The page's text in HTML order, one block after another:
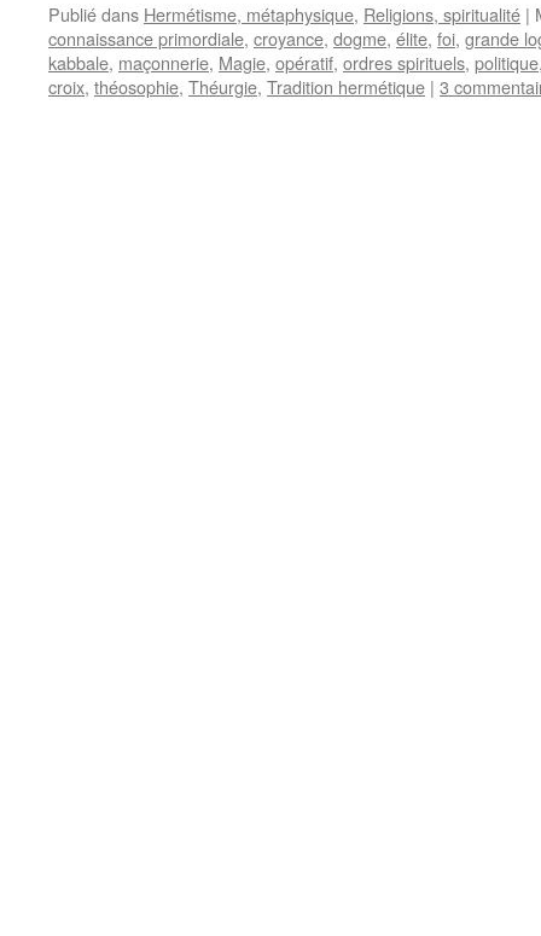
Publié dans Hermétisme, métaphysique, Religions, spiritualité |
connaissance primordiale, croyance, dogme, élite, foi, grande
kabbale, maçonnerie, Magie, opératif, ordres spirituels, politique
croix, théosophie, Théurgie, Tradition hermétique | 3